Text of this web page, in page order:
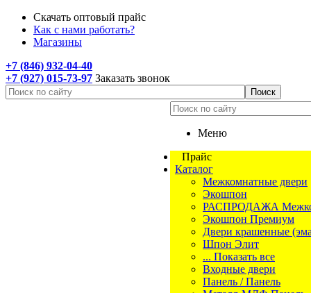
Скачать оптовый прайс
Как с нами работать?
Магазины
+7 (846) 932-04-40
+7 (927) 015-73-97 Заказать звонок
Меню
Прайс
Каталог
Межкомнатные двери
Экошпон
РАСПРОДАЖА
Экошпон Премиум
Двери крашенные
Шпон Элит
... Показать все
Входные двери
Панель / Панель